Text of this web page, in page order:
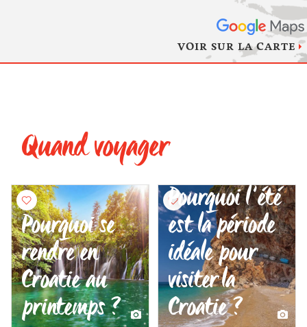
VOIR SUR LA CARTE
Quand voyager
Pourquoi se
rendre en
Croatie au
printemps ?
Pourquoi l’été
est la période
idéale pour
visiter la
Croatie ?